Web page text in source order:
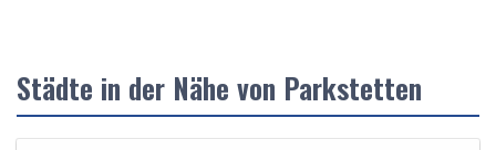
Städte in der Nähe von Parkstetten